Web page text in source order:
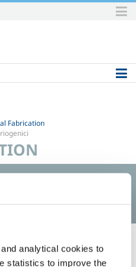
analytical cookies to
statistics to improve the
Fabrication